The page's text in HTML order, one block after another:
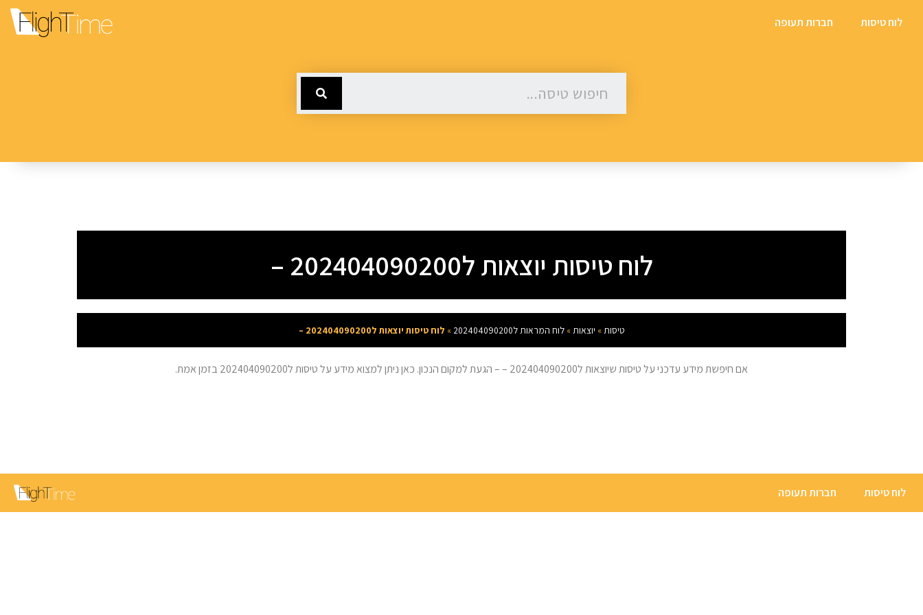
לוח טיסות חברות תעופה
לוח טיסות יוצאות ל202404090200 –
טיסות» יוצאות»לוח המראות ל202404090200 » לוח טיסות יוצאות ל202404090200 –
אם חיפשת מידע עדכני על טיסות שיוצאות ל202404090200 – – הגעת למקום הנכון. כאן ניתן למצוא מידע על טיסות ל202404090200 בזמן אמת.
לוח טיסות חברות תעופה